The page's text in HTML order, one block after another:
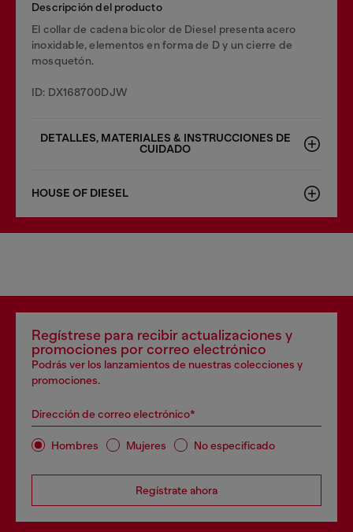
Descripción del producto
El collar de cadena bicolor de Diesel presenta acero
inoxidable, elementos en forma de D y un cierre de
mosquetón.
ID: DX168700DJW
DETALLES, MATERIALES & INSTRUCCIONES DE
CUIDADO
HOUSE OF DIESEL
Regístrese para recibir actualizaciones y
promociones por correo electrónico
Podrás ver los lanzamientos de nuestras colecciones y
promociones.
Dirección de correo electrónico*
Hombres Mujeres No especificado
Regístrate ahora